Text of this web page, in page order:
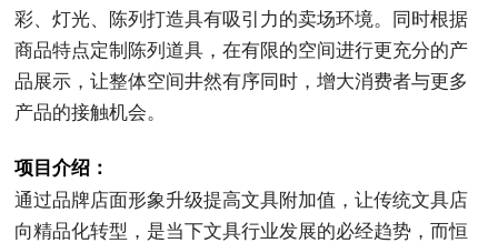
彩、灯光、陈列打造具有吸引力的卖场环境。同时根据
商品特点定制陈列道具，在有限的空间进行更充分的产
品展示，让整体空间井然有序同时，增大消费者与更多
产品的接触机会。
项目介绍：
通过品牌店面形象升级提高文具附加值，让传统文具店
向精品化转型，是当下文具行业发展的必经趋势，而恒